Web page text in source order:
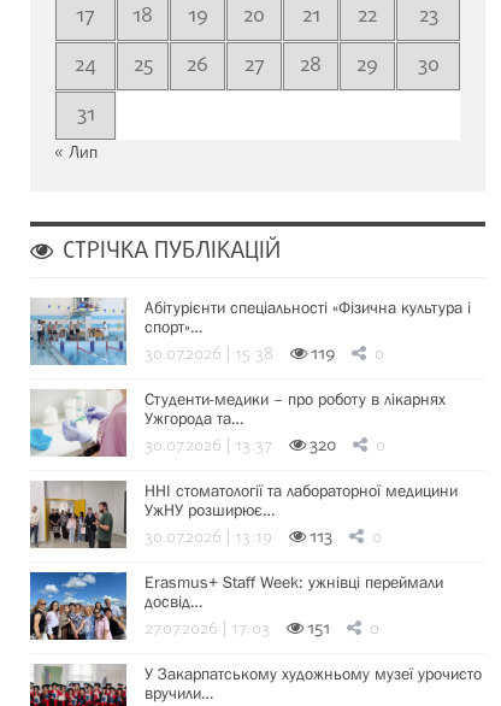
17
18 19 20 21 22
23
24
25 26 27 28 29
30
31
« Лип
СТРІЧКА ПУБЛІКАЦІЙ
Абітурієнти спеціальності «Фізична культура і
спорт»…
30.07.2026 | 15:38 119 0
Студенти-медики – про роботу в лікарнях
Ужгорода та…
30.07.2026 | 13:37 320 0
ННІ стоматології та лабораторної медицини
УжНУ розширює…
30.07.2026 | 13:19 113 0
Erasmus+ Staff Week: ужнівці переймали
досвід…
27.07.2026 | 17:03 151 0
У Закарпатському художньому музеї урочисто
вручили…